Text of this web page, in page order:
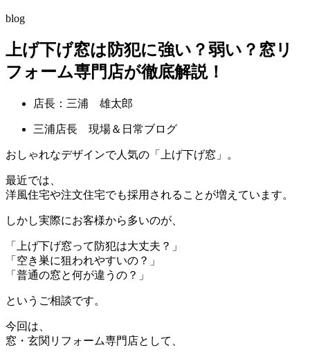
blog
上げ下げ窓は防犯に強い？弱い？窓リ
フォーム専門店が徹底解説！
店長：三浦 雄太郎
三浦店長 現場＆日常ブログ
おしゃれなデザインで人気の「上げ下げ窓」。
最近では、
洋風住宅や注文住宅でも採用されることが増えています。
しかし実際にお客様から多いのが、
「上げ下げ窓って防犯は大丈夫？」
「空き巣に狙われやすいの？」
「普通の窓と何が違うの？」
というご相談です。
今回は、
窓・玄関リフォーム専門店として、